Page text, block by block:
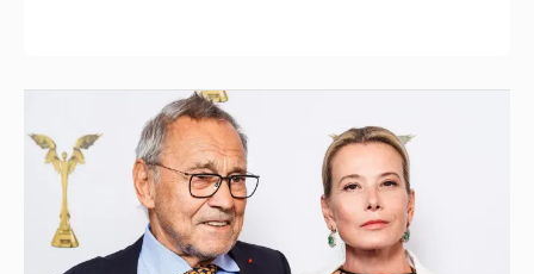
В сети появилось архивное фото Андрея
Кончаловского и Юлии Высоцкой на
отдыхе в Италии
18